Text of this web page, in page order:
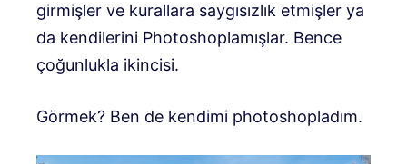
girmişler ve kurallara saygısızlık etmişler ya
da kendilerini Photoshoplamışlar. Bence
çoğunlukla ikincisi.
Görmek? Ben de kendimi photoshopladım.